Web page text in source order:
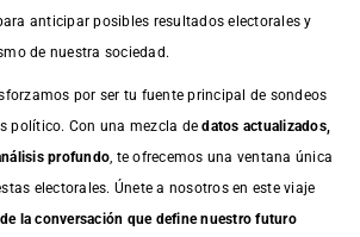
anticipar posibles resultados electorales y
de nuestra sociedad.
por ser tu fuente principal de sondeos
político. Con una mezcla dedatos actualizados,
profundo , te ofrecemos una ventana única
electorales. Únete a nosotros en este viaje
la conversación que define nuestro futuro